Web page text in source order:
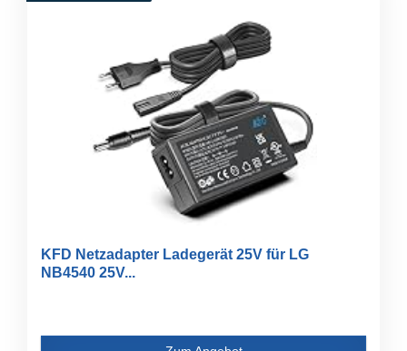
KFD Netzadapter Ladegerät 25V für LG
NB4540 25V...